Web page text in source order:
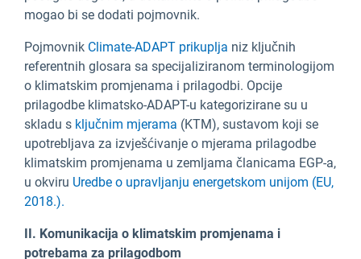
mogao bi se dodati pojmovnik.
Pojmovnik Climate-ADAPT prikuplja niz ključnih
referentnih glosara sa specijaliziranom terminologijom
o klimatskim promjenama i prilagodbi. Opcije
prilagodbe klimatsko-ADAPT-u kategorizirane su u
skladu s ključnim mjerama (KTM), sustavom koji se
upotrebljava za izvješćivanje o mjerama prilagodbe
klimatskim promjenama u zemljama članicama EGP-a,
u okviru Uredbe o upravljanju energetskom unijom (EU,
2018.).
II. Komunikacija o klimatskim promjenama i
potrebama za prilagodbom